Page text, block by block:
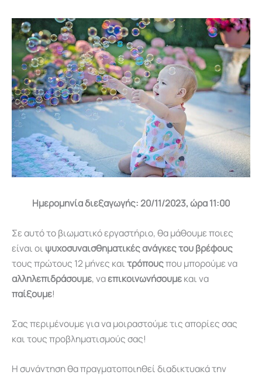
Ημερομηνία διεξαγωγής: 20/11/2023, ώρα 11:00
Σε αυτό το βιωματικό εργαστήριο, θα μάθουμε ποιες
είναι οι ψυχοσυναισθηματικές ανάγκες του βρέφους
τους πρώτους 12 μήνες καιτρόπουςπου μπορούμε να
αλληλεπιδράσουμε, ναεπικοινωνήσουμεκαι να
παίξουμε!
Σας περιμένουμε για να μοιραστούμε τις απορίες σας
και τους προβληματισμούς σας!
Η συνάντηση θα πραγματοποιηθεί διαδικτυακά την